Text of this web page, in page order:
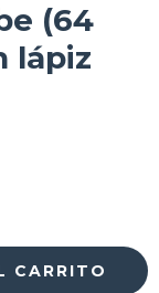
(64
lápiz